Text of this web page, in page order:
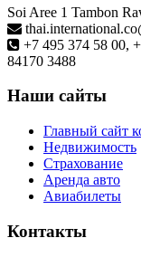
Soi Aree 1 Tambon
+7 495 374 58 00,
84170 3488
Наши сайты
Главный сайт
Недвижимость
Страхование
Аренда авто
Авиабилеты
Контакты